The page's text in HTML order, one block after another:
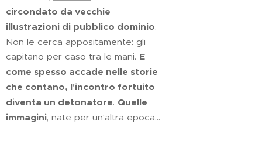
circondato da vecchie
illustrazioni di pubblico dominio.
Non le cerca appositamente: gli
capitano per caso tra le mani. E
come spesso accade nelle storie
che contano, l'incontro fortuito
diventa un detonatore. Quelle
immagini, nate per un'altra epoca...